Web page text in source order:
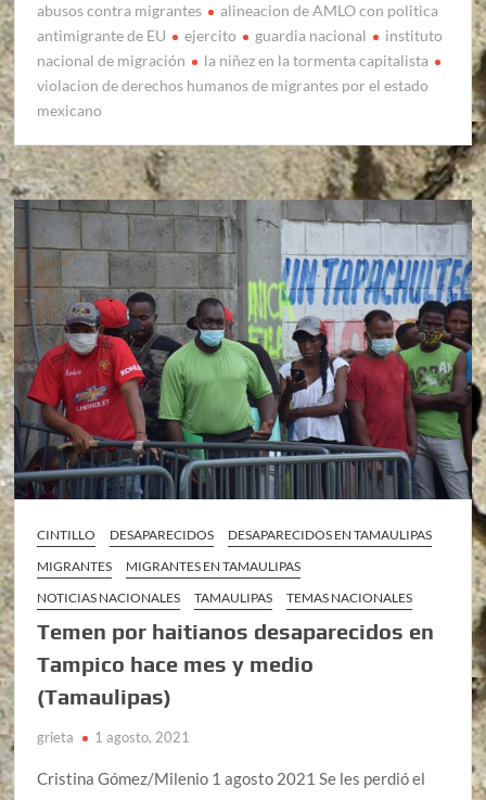
abusos contra migrantes
alineacion de AMLO con politica
antimigrante de EU
ejercito guardia nacional
instituto
nacional de migración
la niñez en la tormenta capitalista
violacion de derechos humanos de migrantes por el estado
mexicano
CINTILLO DESAPARECIDOS
DESAPARECIDOS EN TAMAULIPAS
MIGRANTES
MIGRANTES EN TAMAULIPAS
NOTICIAS NACIONALES
TAMAULIPAS TEMAS NACIONALES
Temen por haitianos desaparecidos en
Tampico hace mes y medio
(Tamaulipas)
grieta 1 agosto, 2021
Cristina Gómez/Milenio 1 agosto 2021 Se les perdió el